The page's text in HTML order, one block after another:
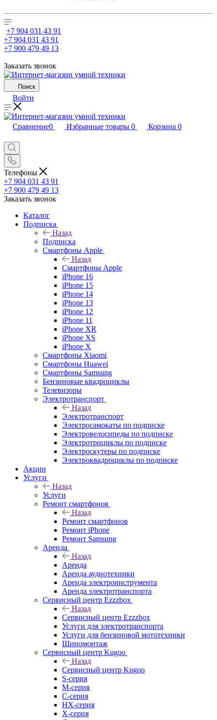
+7 904 031 43 91
+7 904 031 43 91
+7 900 479 49 13
Заказать звонок
Поиск
Войти
Сравнение0 Избранные товары 0 Корзина 0
Телефоны
+7 904 031 43 91
+7 900 479 49 13
Заказать звонок
Каталог
Подписка
Назад
Подписка
Смартфоны Apple
Назад
Смартфоны Apple
iPhone 16
iPhone 15
iPhone 14
iPhone 13
iPhone 12
iPhone 11
iPhone XR
iPhone XS
iPhone X
Смартфоны Xiaomi
Смартфоны Huawei
Смартфоны Samsung
Бензиновые квадроциклы
Телевизоры
Электротранспорт
Назад
Электротранспорт
Электросамокаты по подписке
Электровелосипеды по подписке
Электротрициклы по подписке
Электроскутеры по подписке
Электроквадроциклы по подписке
Акции
Услуги
Назад
Услуги
Ремонт смартфонов
Назад
Ремонт смартфонов
Ремонт iPhone
Ремонт Samsung
Аренда
Назад
Аренда
Аренда аудиотехники
Аренда электроинструмента
Аренда электротранспорта
Сервисный центр Ezzzbox
Назад
Сервисный центр Ezzzbox
Услуги для электротранспорта
Услуги для бензиновой мототехники
Шиномонтаж
Сервисный центр Kugoo
Назад
Сервисный центр Kugoo
S-cерия
M-серия
С-серия
HX-серия
X-серия